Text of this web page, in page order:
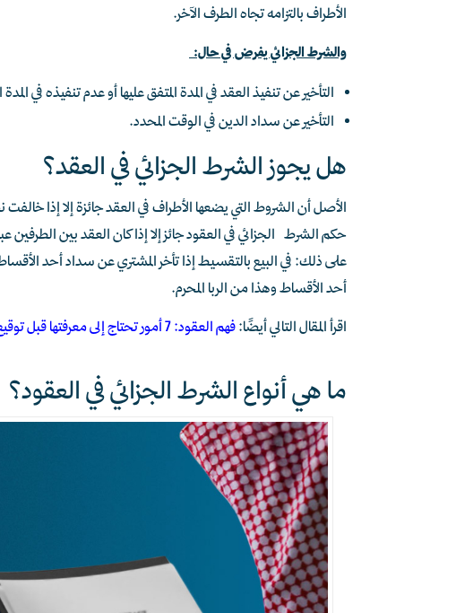
الأطراف بالتزامه تجاه الطرف الآخر.
والشرط الجزائي يفرض في حال:
التأخير عن تنفيذ العقد في المدة المتفق عليها أو عدم تنفيذه في
التأخير عن سداد الدين في الوقت المحدد.
هل يجوز الشرط الجزائي في العقد؟
الأصل أن الشروط التي يضعها الأطراف في العقد جائزة إلا إذا
حكم الشرط الجزائي في العقود جائز إلا إذا كان العقد بين الطرفين
على ذلك: في البيع بالتقسيط إذا تأخر المشتري عن سداد أحد
أحد الأقساط وهذا من الربا المحرم.
اقرأ المقال التالي أيضًا:فهم العقود: 7 أمور تحتاج إلى معرفتها قبل توقيع أي عقد
ما هي أنواع الشرط الجزائي في العقود؟